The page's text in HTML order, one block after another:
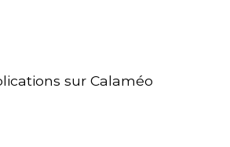
sur Calaméo